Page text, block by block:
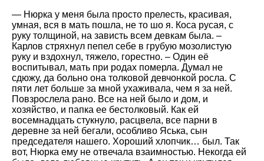
— Нюрка у меня была просто прелесть, красивая,
умная, вся в мать пошла, не то шо я. Коса русая, с
руку толщиной, на зависть всем девкам была. –
Карлов стряхнул пепел себе в грубую мозолистую
руку и вздохнул, тяжело, горестно. – Один её
воспитывал, мать при родах померла. Думал не
сдюжу, да больно она толковой девчонкой росла. С
пяти лет больше за мной ухаживала, чем я за ней.
Повзрослела рано. Все на ней было и дом, и
хозяйство, и папка ее бестолковый. Как ей
восемнадцать стукнуло, расцвела, все парни в
деревне за ней бегали, особливо Яська, сын
председателя нашего. Хороший хлопчик… был. Так
вот, Нюрка ему не отвечала взаимностью. Некогда ей